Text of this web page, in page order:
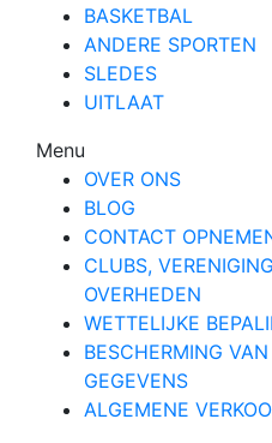
BASKETBAL
ANDERE SPORTEN
SLEDES
UITLAAT
Menu
OVER ONS
BLOG
CONTACT
CLUBS,
OVERHEDEN
WETTELIJKE
BESCHERMING
GEGEVENS
ALGEMENE